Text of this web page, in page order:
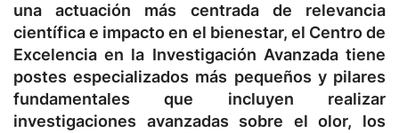
una actuación más centrada de relevancia
científica e impacto en el bienestar, el Centro de
Excelencia en la Investigación Avanzada tiene
postes especializados más pequeños y pilares
fundamentales que incluyen realizar
investigaciones avanzadas sobre el olor, los